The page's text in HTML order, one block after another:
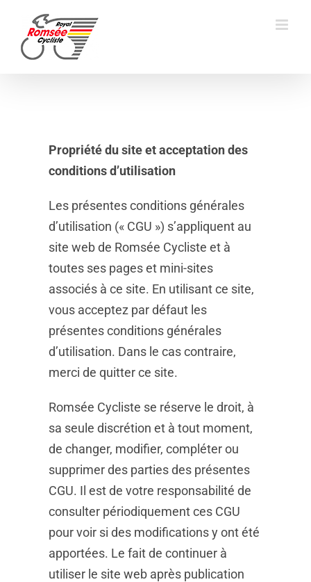
content
Propriété du site et acceptation des
conditions d’utilisation
Les présentes conditions générales
d’utilisation (« CGU ») s’appliquent au
site web de Romsée Cycliste et à
toutes ses pages et mini-sites
associés à ce site. En utilisant ce site,
vous acceptez par défaut les
présentes conditions générales
d’utilisation. Dans le cas contraire,
merci de quitter ce site.
Romsée Cycliste se réserve le droit, à
sa seule discrétion et à tout moment,
de changer, modifier, compléter ou
supprimer des parties des présentes
CGU. Il est de votre responsabilité de
consulter périodiquement ces CGU
pour voir si des modifications y ont été
apportées. Le fait de continuer à
utiliser le site web après publication